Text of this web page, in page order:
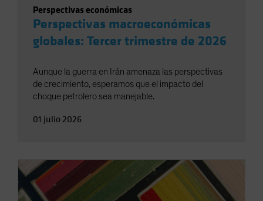
Perspectivas económicas
Perspectivas macroeconómicas
globales: Tercer trimestre de 2026
Aunque la guerra en Irán amenaza las perspectivas
de crecimiento, esperamos que el impacto del
choque petrolero sea manejable.
01 julio 2026